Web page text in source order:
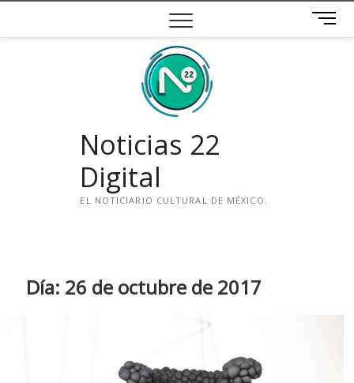
contenido
B
o
Noticias 22
Digital
EL NOTICIARIO CULTURAL DE MÉXICO.
g
Día: 26 de octubre de 2017